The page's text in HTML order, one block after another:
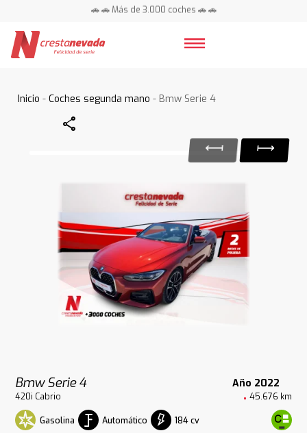
🚗 🚗 Más de 3.000 coches 🚗 🚗
Inicio -Coches segunda mano - Bmw Serie 4
Share
Bmw Serie 4 Año 2022
420i Cabrio 45.676 km
Gasolina Automático 184 cv